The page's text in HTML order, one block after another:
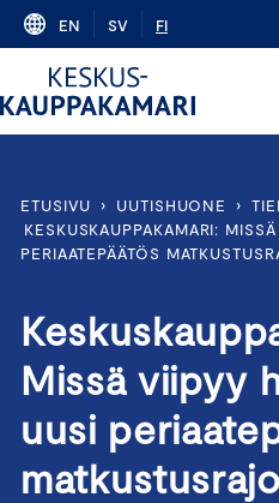
Skip
content
EN SV FI
ETUSIVU › UUTISHUONE ›
KESKUSKAUPPAKAMARI:
PERIAATEPÄÄTÖS
Missä viipyy
uusi